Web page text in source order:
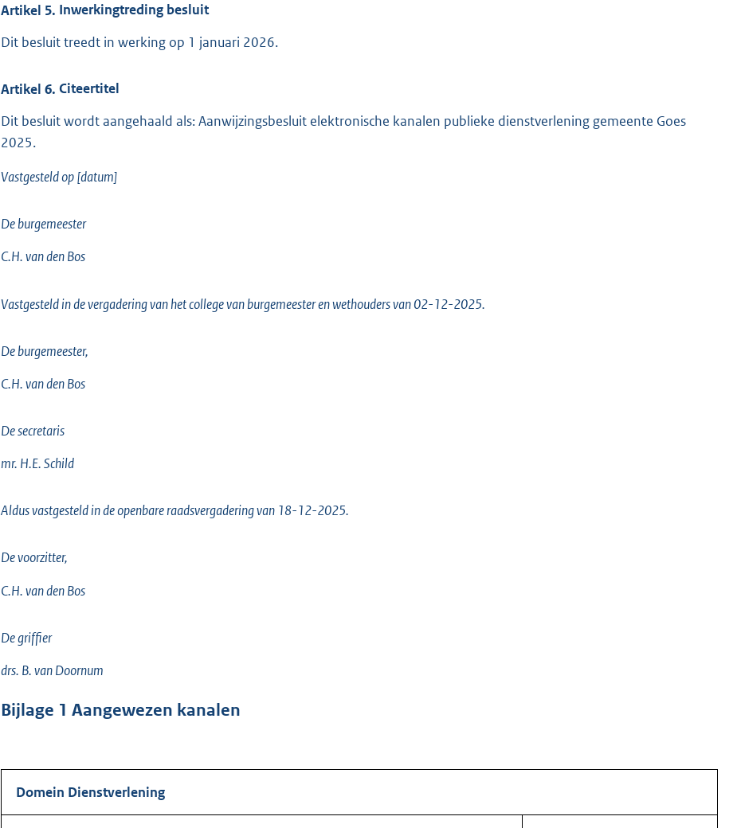
Artikel 5. Inwerkingtreding besluit
Dit besluit treedt in werking op 1 januari 2026.
Artikel 6. Citeertitel
Dit besluit wordt aangehaald als: Aanwijzingsbesluit elektronische kanalen publieke dienstverlening gemeente Goes
2025.
Vastgesteld op [datum]
De burgemeester
C.H. van den Bos
Vastgesteld in de vergadering van het college van burgemeester en wethouders van 02-12-2025.
De burgemeester,
C.H. van den Bos
De secretaris
mr. H.E. Schild
Aldus vastgesteld in de openbare raadsvergadering van 18-12-2025.
De voorzitter,
C.H. van den Bos
De griffier
drs. B. van Doornum
Bijlage 1 Aangewezen kanalen
Domein Dienstverlening